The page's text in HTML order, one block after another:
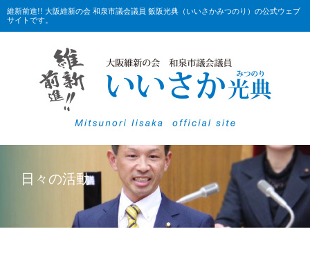
維新前進!! 大阪維新の会 和泉市議会議員 飯阪光典（いいさかみつのり）の公式ウェブ
サイトです。
日々の活動